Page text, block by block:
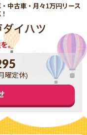
中古車・月々1万円リース
。
曜定休)